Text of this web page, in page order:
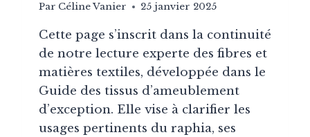
Par Céline Vanier 25 janvier 2025
Cette page s’inscrit dans la continuité
de notre lecture experte des fibres et
matières textiles, développée dans le
Guide des tissus d’ameublement
d’exception. Elle vise à clarifier les
usages pertinents du raphia, ses